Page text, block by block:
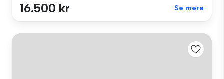
16.500 kr Se mere